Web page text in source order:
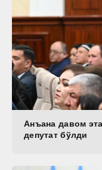
Анъана давом
депутат бўлди